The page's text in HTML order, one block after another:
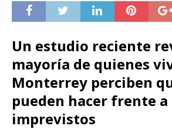
Un estudio reciente
mayoría de quienes
Monterrey perciben
pueden hacer frente a
imprevistos